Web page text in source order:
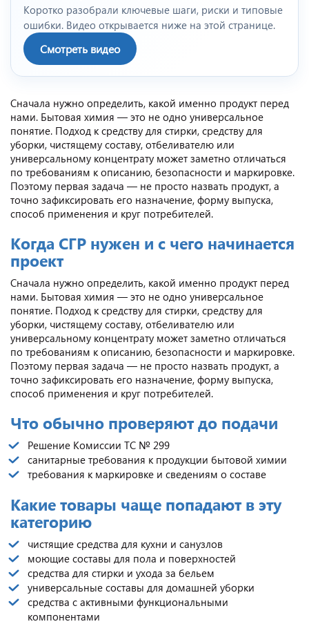
Коротко разобрали ключевые шаги, риски и типовые
ошибки. Видео открывается ниже на этой странице.
Смотреть видео
Сначала нужно определить, какой именно продукт перед
нами. Бытовая химия — это не одно универсальное
понятие. Подход к средству для стирки, средству для
уборки, чистящему составу, отбеливателю или
универсальному концентрату может заметно отличаться
по требованиям к описанию, безопасности и маркировке.
Поэтому первая задача — не просто назвать продукт, а
точно зафиксировать его назначение, форму выпуска,
способ применения и круг потребителей.
Когда СГР нужен и с чего начинается
проект
Сначала нужно определить, какой именно продукт перед
нами. Бытовая химия — это не одно универсальное
понятие. Подход к средству для стирки, средству для
уборки, чистящему составу, отбеливателю или
универсальному концентрату может заметно отличаться
по требованиям к описанию, безопасности и маркировке.
Поэтому первая задача — не просто назвать продукт, а
точно зафиксировать его назначение, форму выпуска,
способ применения и круг потребителей.
Что обычно проверяют до подачи
Решение Комиссии ТС № 299
санитарные требования к продукции бытовой химии
требования к маркировке и сведениям о составе
Какие товары чаще попадают в эту
категорию
чистящие средства для кухни и санузлов
моющие составы для пола и поверхностей
средства для стирки и ухода за бельем
универсальные составы для домашней уборки
средства с активными функциональными
компонентами